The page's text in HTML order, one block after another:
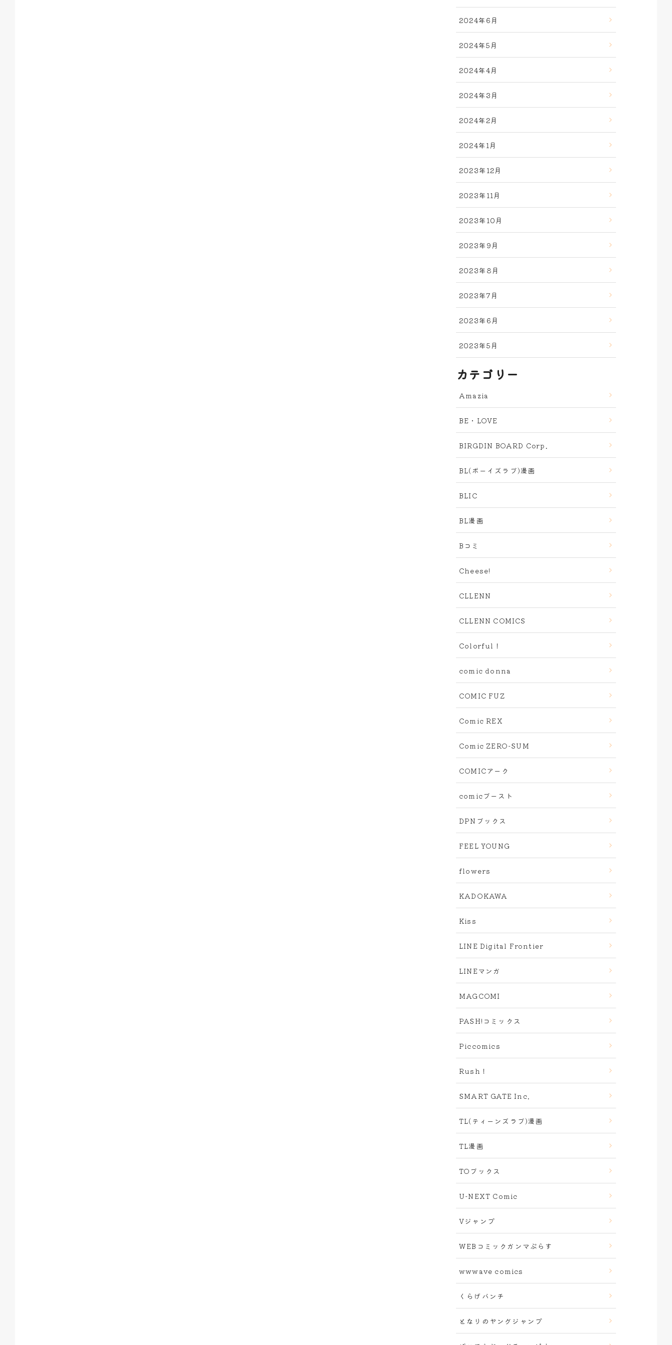
2024年6月
2024年5月
2024年4月
2024年3月
2024年2月
2024年1月
2023年12月
2023年11月
2023年10月
2023年9月
2023年8月
2023年7月
2023年6月
2023年5月
カテゴリー
Amazia
BE・LOVE
BIRGDIN BOARD Corp.
BL(ボーイズラブ)漫画
BLIC
BL漫画
Bコミ
Cheese!
CLLENN
CLLENN COMICS
Colorful！
comic donna
COMIC FUZ
Comic REX
Comic ZERO-SUM
COMICアーク
comicブースト
DPNブックス
FEEL YOUNG
flowers
KADOKAWA
Kiss
LINE Digital Frontier
LINEマンガ
MAGCOMI
PASH!コミックス
Piccomics
Rush！
SMART GATE Inc.
TL(ティーンズラブ)漫画
TL漫画
TOブックス
U-NEXT Comic
Vジャンプ
WEBコミックガンマぷらす
wwwave comics
くらげバンチ
となりのヤングジャンプ